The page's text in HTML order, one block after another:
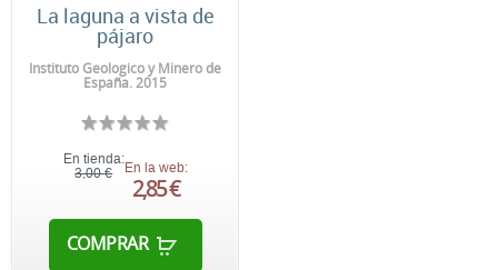
La laguna a vista de
pájaro
Instituto Geologico y Minero de
España. 2015
En tienda:
3,00 €
En la web:
2,85 €
COMPRAR